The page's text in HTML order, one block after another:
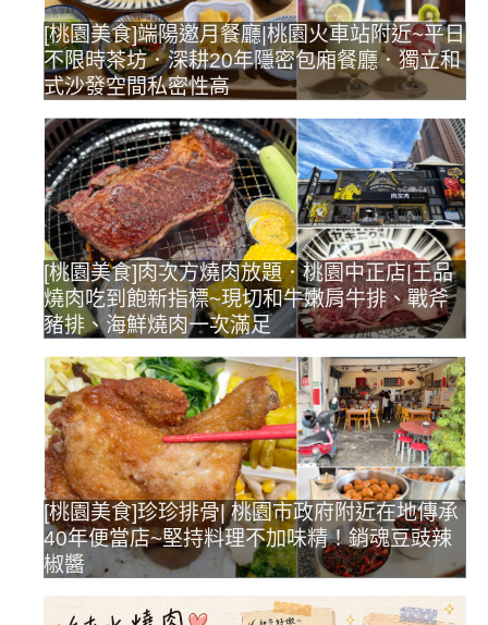
[桃園美食]端陽邀月餐廳|桃園火車站附近~平日
不限時茶坊．深耕20年隱密包廂餐廳．獨立和
式沙發空間私密性高
[桃園美食]肉次方燒肉放題．桃園中正店|王品
燒肉吃到飽新指標~現切和牛嫩肩牛排、戰斧
豬排、海鮮燒肉一次滿足
[桃園美食]珍珍排骨| 桃園市政府附近在地傳承
40年便當店~堅持料理不加味精！銷魂豆豉辣
椒醬